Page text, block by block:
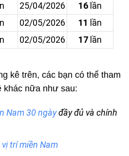
25/04/2026 16 lần
02/05/2026 11 lần
02/05/2026 17 lần
kê trên, các bạn có thể tham
khác nữa như sau:
Nam 30 ngàyđầy đủ và chính
trí miền Nam